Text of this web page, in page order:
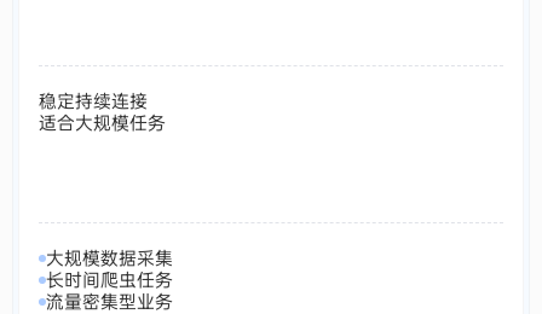
稳定持续连接
适合大规模任务
大规模数据采集
长时间爬虫任务
流量密集型业务